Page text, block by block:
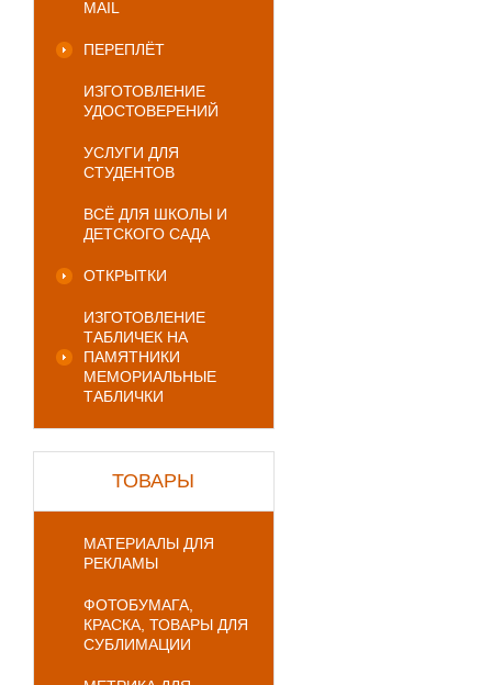
MAIL
ПЕРЕПЛЁТ
ИЗГОТОВЛЕНИЕ
УДОСТОВЕРЕНИЙ
УСЛУГИ ДЛЯ
СТУДЕНТОВ
ВСЁ ДЛЯ ШКОЛЫ И
ДЕТСКОГО САДА
ОТКРЫТКИ
ИЗГОТОВЛЕНИЕ
ТАБЛИЧЕК НА
ПАМЯТНИКИ
МЕМОРИАЛЬНЫЕ
ТАБЛИЧКИ
ТОВАРЫ
МАТЕРИАЛЫ ДЛЯ
РЕКЛАМЫ
ФОТОБУМАГА,
КРАСКА, ТОВАРЫ ДЛЯ
СУБЛИМАЦИИ